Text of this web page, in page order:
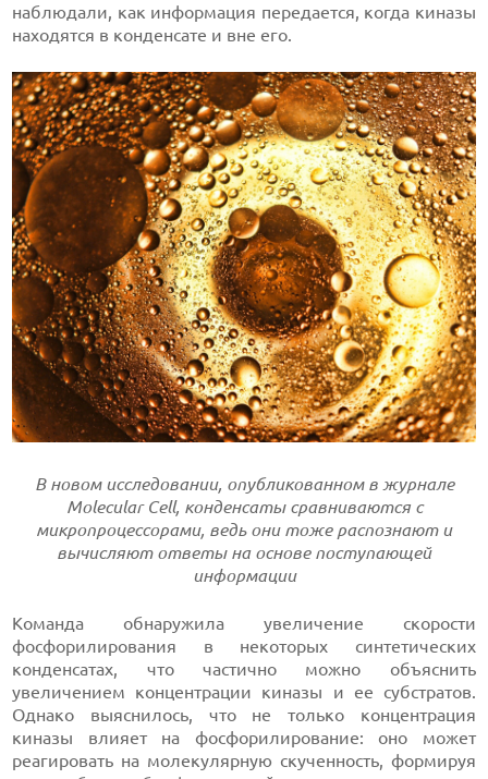
наблюдали, как информация передается, когда киназы
находятся в конденсате и вне его.
В новом исследовании, опубликованном в журнале
Molecular Cell, конденсаты сравниваются с
микропроцессорами, ведь они тоже распознают и
вычисляют ответы на основе поступающей
информации
Команда обнаружила увеличение скорости
фосфорилирования в некоторых синтетических
конденсатах, что частично можно объяснить
увеличением концентрации киназы и ее субстратов.
Однако выяснилось, что не только концентрация
киназы влияет на фосфорилирование: оно может
реагировать на молекулярную скученность, формируя